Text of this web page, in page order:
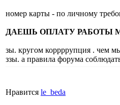
номер карты - по личному
ДАЕШЬ ОПЛАТУ РАБОТЫ
зы. кругом коррррупция . чем
ззы. а правила форума
Нравится le_beda